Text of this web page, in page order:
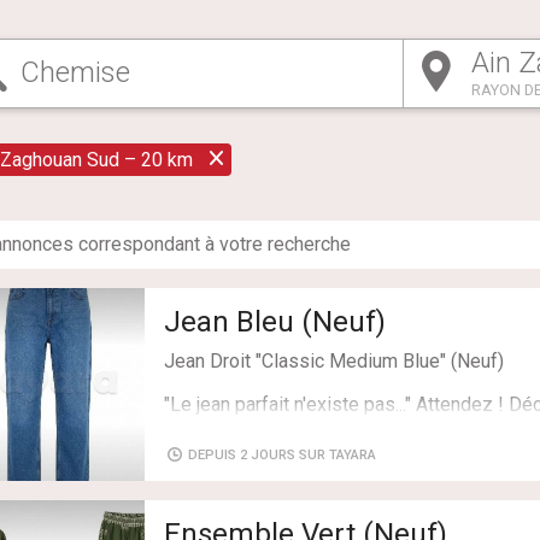
RAYON
Sud – 20 km
s correspondant à votre recherche
Jean Bleu (Neuf)
Jean Droit "Classic Medium Blue" (Neuf)
"Le jean parfait n'existe pas..." Attendez !
délavage bleu moyen polyvalent, c'est la
absolument dans son dressing.
Nom : Jean Droit "Classic Medium Blue"
DEPUIS 2 JOURS SUR TAYARA